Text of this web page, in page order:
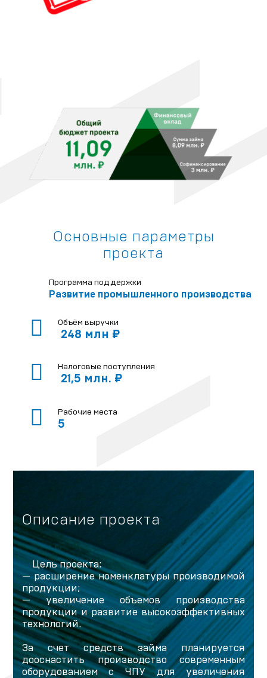
Основные параметры
проекта
Программа поддержки
Развитие промышленного производства
Объём выручки
248 млн ₽
Налоговые поступления
21,5 млн. ₽
Рабочие места
5
Описание проекта
Цель проекта:
— расширение номенклатуры производимой
продукции;
— увеличение объемов производства
продукции и развитие высокоэффективных
технологий.
За счет средств займа планируется
дооснастить производство современным
оборудованием с ЧПУ для увеличения